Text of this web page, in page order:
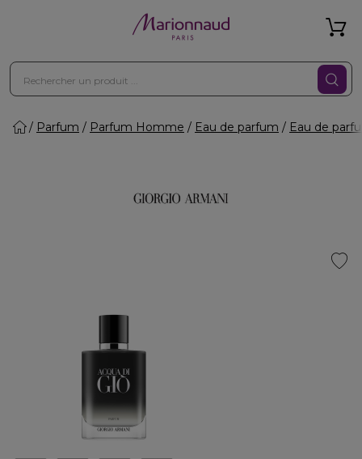
Parfum Parfum Homme Eau de parfum Eau de